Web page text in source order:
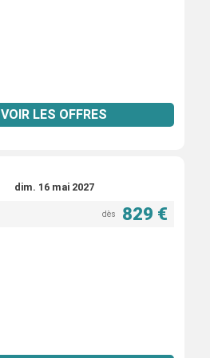
VOIR LES OFFRES
dim. 16 mai 2027
dès 829 €